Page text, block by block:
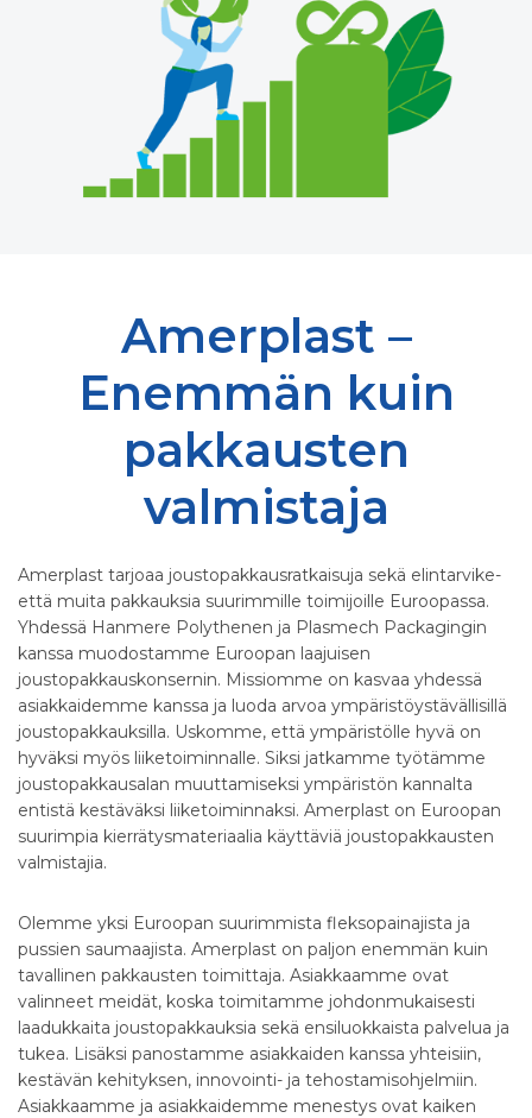
Amerplast –
Enemmän kuin
pakkausten
valmistaja
Amerplast tarjoaa joustopakkausratkaisuja sekä elintarvike-
että muita pakkauksia suurimmille toimijoille Euroopassa.
Yhdessä Hanmere Polythenen ja Plasmech Packagingin
kanssa muodostamme Euroopan laajuisen
joustopakkauskonsernin. Missiomme on kasvaa yhdessä
asiakkaidemme kanssa ja luoda arvoa ympäristöystävällisillä
joustopakkauksilla. Uskomme, että ympäristölle hyvä on
hyväksi myös liiketoiminnalle. Siksi jatkamme työtämme
joustopakkausalan muuttamiseksi ympäristön kannalta
entistä kestäväksi liiketoiminnaksi. Amerplast on Euroopan
suurimpia kierrätysmateriaalia käyttäviä joustopakkausten
valmistajia.
Olemme yksi Euroopan suurimmista fleksopainajista ja
pussien saumaajista. Amerplast on paljon enemmän kuin
tavallinen pakkausten toimittaja. Asiakkaamme ovat
valinneet meidät, koska toimitamme johdonmukaisesti
laadukkaita joustopakkauksia sekä ensiluokkaista palvelua ja
tukea. Lisäksi panostamme asiakkaiden kanssa yhteisiin,
kestävän kehityksen, innovointi- ja tehostamisohjelmiin.
Asiakkaamme ja asiakkaidemme menestys ovat kaiken